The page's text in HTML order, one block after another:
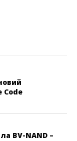
Code
BV-NAND –